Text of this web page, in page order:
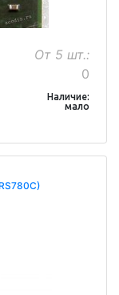
От 5 шт.:
0
Наличие:
мало